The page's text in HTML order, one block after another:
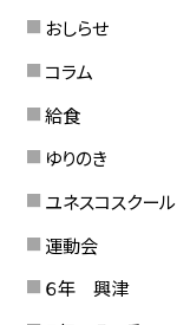
おしらせ
コラム
給食
ゆりのき
ユネスコスクール
運動会
６年 興津